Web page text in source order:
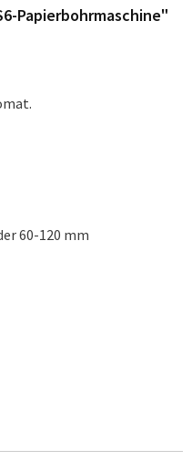
Papierbohrmaschine"
60-120 mm